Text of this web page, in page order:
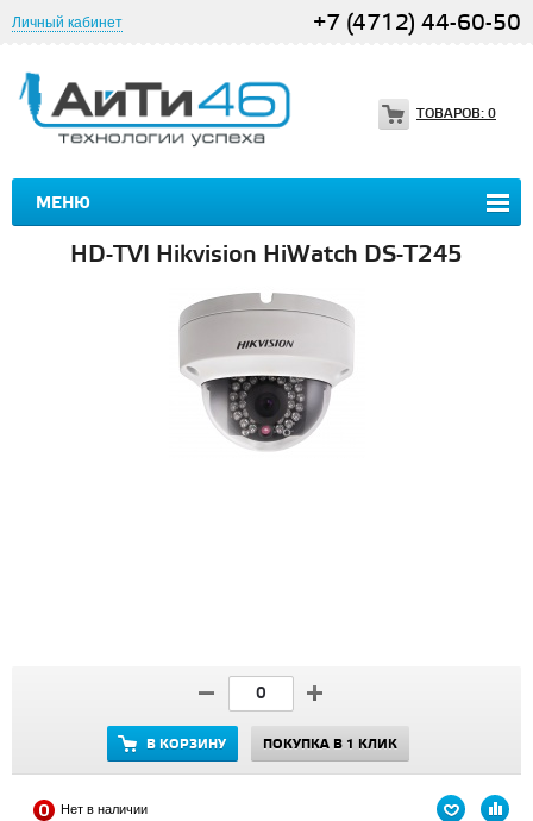
Личный кабинет +7 (4712) 44-60-50
МЕНЮ
ТОВАРОВ: 0
HD-TVI Hikvision HiWatch DS-T245
В КОРЗИНУ ПОКУПКА В 1 КЛИК
Нет в наличии